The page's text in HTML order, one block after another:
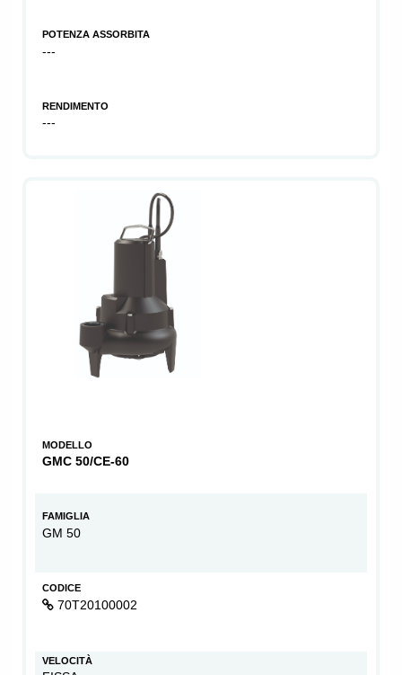
POTENZA ASSORBITA
---
RENDIMENTO
---
MODELLO
GMC 50/CE-60
FAMIGLIA
GM 50
CODICE
70T20100002
VELOCITÀ